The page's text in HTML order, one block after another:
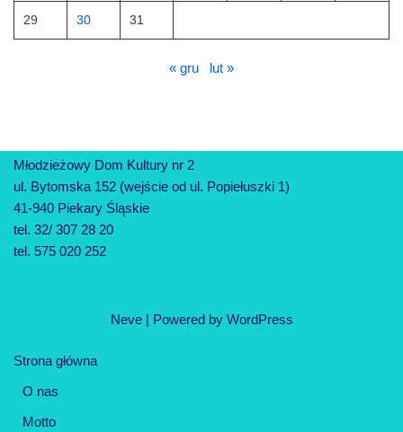
29 30 31
« gru lut »
Młodzieżowy Dom Kultury nr 2
ul. Bytomska 152 (wejście od ul. Popiełuszki 1)
41-940 Piekary Śląskie
tel. 32/ 307 28 20
tel. 575 020 252
Neve| Powered by WordPress
Strona główna
O nas
Motto